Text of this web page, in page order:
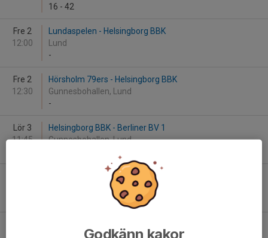
16 - 42
Fre 2
12:00
Lundaspelen - Helsingborg BBK
Lund
-
Fre 2
12:30
Hörsholm 79ers - Helsingborg BBK
Gunnesbohallen, Lund
-
Lör 3
11:45
Helsingborg BBK - Berliner BV 1
Gunnesbohallen, Lund
Högsbo Basket - Helsingborg BBK
Gunnesbohallen, Lund
Godkänn kakor